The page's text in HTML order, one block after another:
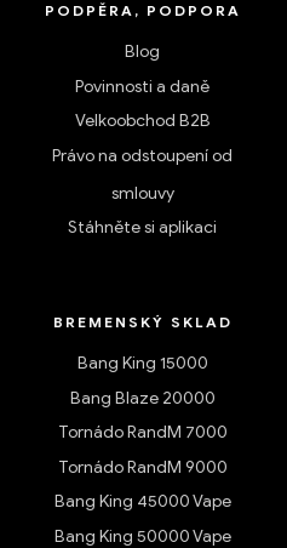
PODPĚRA, PODPORA
Blog
Povinnosti a daně
Velkoobchod B2B
Právo na odstoupení od
smlouvy
Stáhněte si aplikaci
BREMENSKÝ SKLAD
Bang King 15000
Bang Blaze 20000
Tornádo RandM 7000
Tornádo RandM 9000
Bang King 45000 Vape
Bang King 50000 Vape